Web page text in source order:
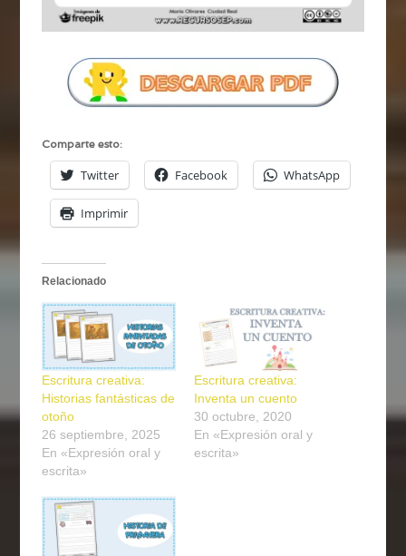
Comparte esto:
Twitter Facebook WhatsApp
Imprimir
Relacionado
Escritura creativa:
Historias fantásticas de
otoño
26 septiembre, 2025
En «Expresión oral y
escrita»
Escritura creativa:
Inventa un cuento
30 octubre, 2020
En «Expresión oral y
escrita»